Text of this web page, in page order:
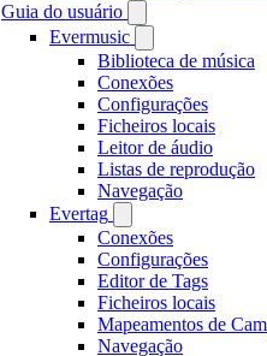
Guia do usuário
Evermusic
Biblioteca de música
Conexões
Configurações
Ficheiros locais
Leitor de áudio
Listas de reprodução
Navegação
Evertag
Conexões
Configurações
Editor de Tags
Ficheiros locais
Mapeamentos de
Navegação